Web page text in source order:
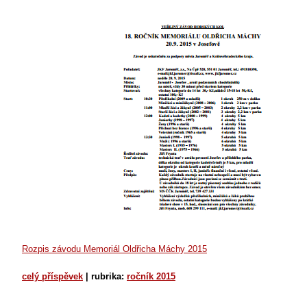
Rozpis závodu Memoriál Oldřicha Máchy 2015
celý příspěvek rubrika: ročník 2015